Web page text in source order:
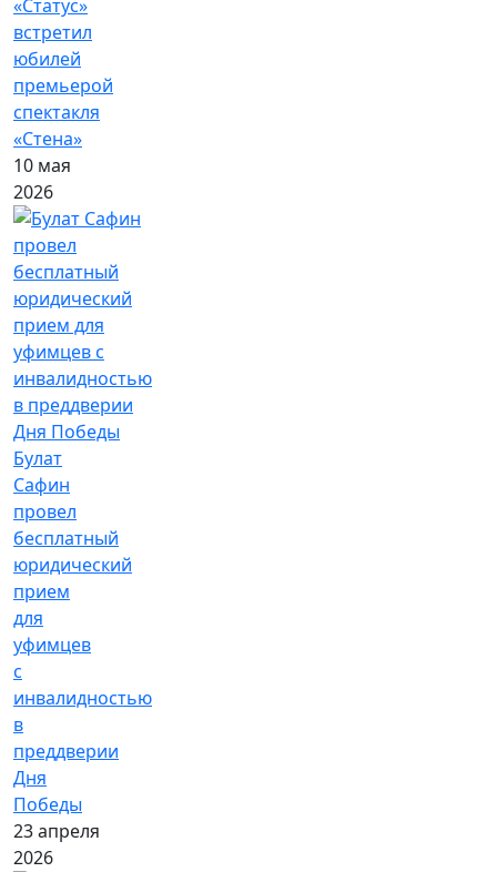
«Статус»
встретил
юбилей
премьерой
спектакля
«Стена»
10 мая
2026
Булат
Сафин
провел
бесплатный
юридический
прием
для
уфимцев
с
инвалидностью
в
преддверии
Дня
Победы
23 апреля
2026